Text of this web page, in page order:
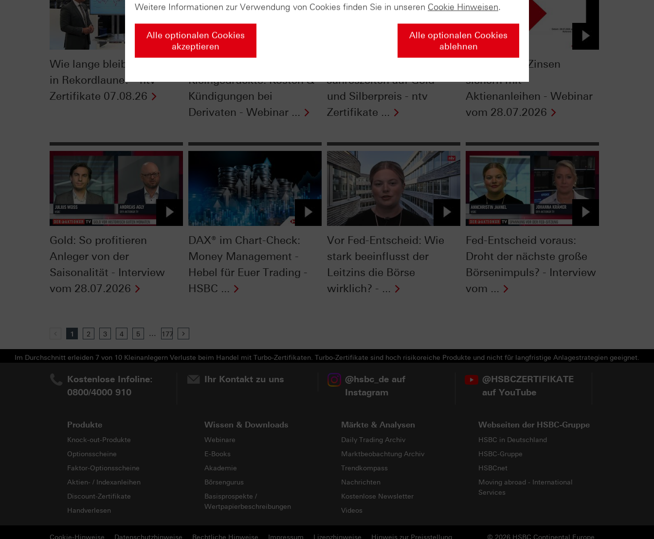
Wie lange bleibt der DAX®
in Rekordlaune? - ntv
Zertifikate 07.08.26
Kleingedruckte: Kosten &
Kündigungen bei
Derivaten - Webinar ...
Jahreszeiten auf Gold-
und Silberpreis - ntv
Zertifikate ...
Checkliste - Zinsen
sichern mit
Aktienanleihen - Webinar
vom 28.07.2026
Gold: So profitieren
Anleger von der
Saisonalität - Interview
vom 28.07.2026
DAX® im Chart-Check:
Money Management -
Hebel für Euer Trading -
HSBC ...
Vor Fed-Entscheid: Wie
stark beeinflusst der
Leitzins die Börse
wirklich? - ...
Fed-Entscheid voraus:
Droht der nächste große
Börsenimpuls? - Interview
vom ...
Previous
1 2 3 4 5 ... 177
Im Durchschnitt erleiden 7 von 10 Kleinanlegern Verluste beim Handel mit Turbo-Zertifikaten. Turbo-Zertifikate sind hoch risikoreiche Produkte und nicht für langfristige Anlagestrategien geeignet.
Kostenlose Infoline:
0800/4000 910
Ihr Kontakt zu uns
@hsbc_de auf
Instagram
@HSBCZERTIFIKATE
auf YouTube
Produkte
Knock-out-Produkte
Optionsscheine
Faktor-Optionsscheine
Aktien- / Indexanleihen
Discount-Zertifikate
Handverlesen
Wissen & Downloads
Webinare
E-Books
Akademie
Börsengurus
Basisprospekte /
Wertpapierbeschreibungen
Märkte & Analysen
Daily Trading Archiv
Marktbeobachtung Archiv
Trendkompass
Nachrichten
Kostenlose Newsletter
Videos
Webseiten der HSBC-Gruppe
HSBC in Deutschland
HSBC-Gruppe
HSBCnet
Moving abroad - International
Services
Cookie-Hinweise Datenschutzhinweise Rechtliche Hinweise Impressum Lizenzhinweise © 2026 HSBC Continental Europe
Hinweis zur Preisstellung
Weitere Informationen zur Verwendung von Cookies finden Sie in unseren Cookie Hinweisen.
Alle optionalen Cookies
akzeptieren
Alle optionalen Cookies
ablehnen